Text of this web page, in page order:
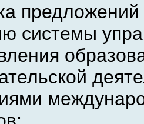
системы